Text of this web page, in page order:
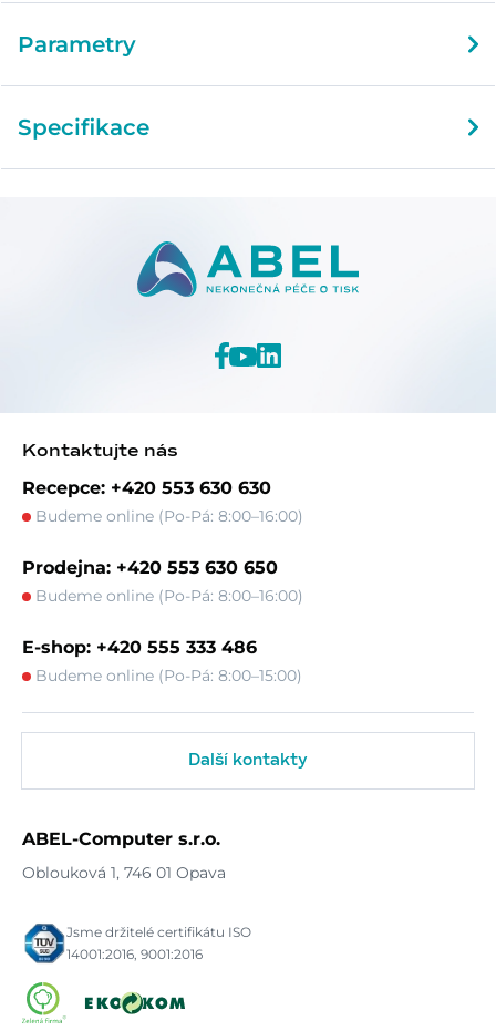
Parametry
Specifikace
Kontaktujte nás
Recepce: +420 553 630 630
Budeme online (Po-Pá: 8:00–16:00)
Prodejna: +420 553 630 650
Budeme online (Po-Pá: 8:00–16:00)
E-shop: +420 555 333 486
Budeme online (Po-Pá: 8:00–15:00)
Další kontakty
ABEL-Computer s.r.o.
Oblouková 1, 746 01 Opava
Jsme držitelé certifikátu ISO
14001:2016, 9001:2016